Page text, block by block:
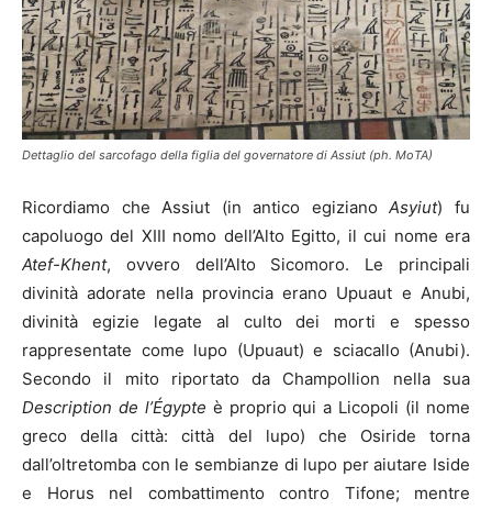
Dettaglio del sarcofago della figlia del governatore di Assiut (ph. MoTA)
Ricordiamo che Assiut (in antico egizianoAsyiut) fu
capoluogo del XIII nomo dell’Alto Egitto, il cui nome era
Atef-Khent, ovvero dell’Alto Sicomoro. Le principali
divinità adorate nella provincia erano Upuaut e Anubi,
divinità egizie legate al culto dei morti e spesso
rappresentate come lupo (Upuaut) e sciacallo (Anubi).
Secondo il mito riportato da Champollion nella sua
Description de l’Égypte è proprio qui a Licopoli (il nome
greco della città: città del lupo) che Osiride torna
dall’oltretomba con le sembianze di lupo per aiutare Iside
e Horus nel combattimento contro Tifone; mentre